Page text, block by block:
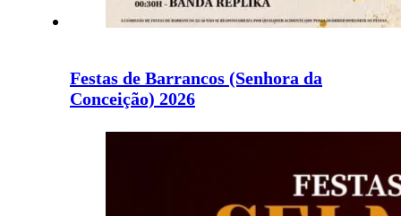
Festas de Barrancos (Senhora da
Conceição) 2026